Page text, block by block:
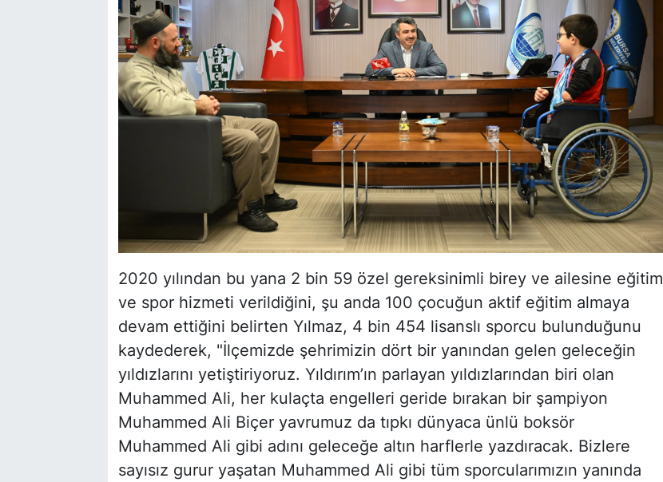
2020 yılından bu yana 2 bin 59 özel gereksinimli birey ve ailesine eğitim
ve spor hizmeti verildiğini, şu anda 100 çocuğun aktif eğitim almaya
devam ettiğini belirten Yılmaz, 4 bin 454 lisanslı sporcu bulunduğunu
kaydederek, "İlçemizde şehrimizin dört bir yanından gelen geleceğin
yıldızlarını yetiştiriyoruz. Yıldırım’ın parlayan yıldızlarından biri olan
Muhammed Ali, her kulaçta engelleri geride bırakan bir şampiyon
Muhammed Ali Biçer yavrumuz da tıpkı dünyaca ünlü boksör
Muhammed Ali gibi adını geleceğe altın harflerle yazdıracak. Bizlere
sayısız gurur yaşatan Muhammed Ali gibi tüm sporcularımızın yanında